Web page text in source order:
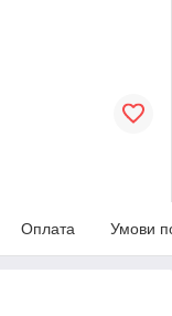
Оплата Умови